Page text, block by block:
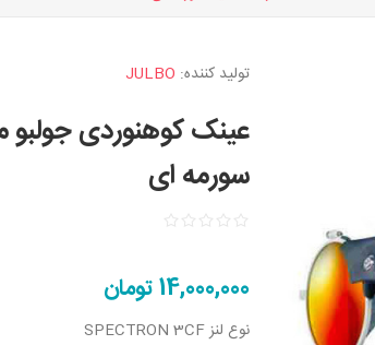
تولید کننده: JULBO
سورمه ای
14,000,000 تومان
نوع لنز SPECTRON 3CF